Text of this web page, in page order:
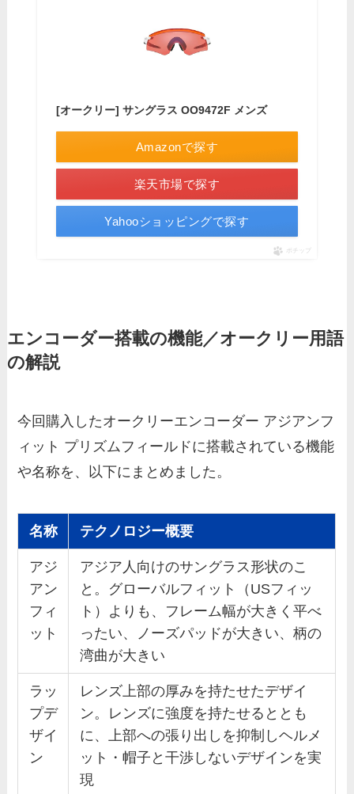
[オークリー] サングラス OO9472F メンズ
Amazonで探す
楽天市場で探す
Yahooショッピングで探す
ポチップ
エンコーダー搭載の機能／オークリー用語
の解説
今回購入したオークリーエンコーダー アジアンフ
ィット プリズムフィールドに搭載されている機能
や名称を、以下にまとめました。
名称 テクノロジー概要
アジ
アン
フィ
ット
アジア人向けのサングラス形状のこ
と。グローバルフィット（USフィッ
ト）よりも、フレーム幅が大きく平べ
ったい、ノーズパッドが大きい、柄の
湾曲が大きい
ラッ
プデ
ザイ
ン
レンズ上部の厚みを持たせたデザイ
ン。レンズに強度を持たせるととも
に、上部への張り出しを抑制しヘルメ
ット・帽子と干渉しないデザインを実
現